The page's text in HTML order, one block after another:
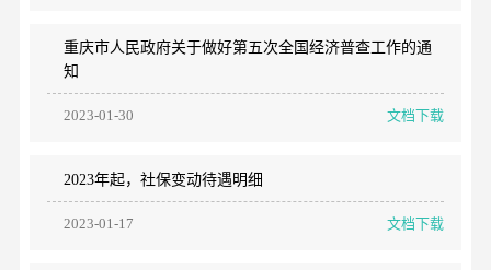
重庆市人民政府关于做好第五次全国经济普查工作的通
知
2023-01-30 文档下载
2023年起，社保变动待遇明细
2023-01-17 文档下载